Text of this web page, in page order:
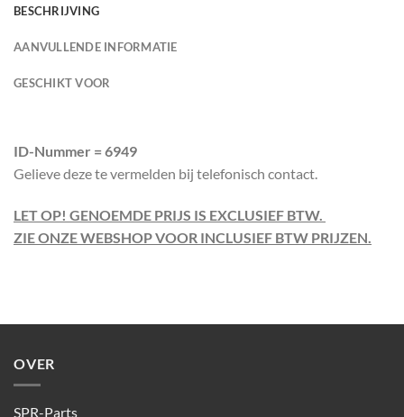
BESCHRIJVING
AANVULLENDE INFORMATIE
GESCHIKT VOOR
ID-Nummer = 6949
Gelieve deze te vermelden bij telefonisch contact.
LET OP! GENOEMDE PRIJS IS EXCLUSIEF BTW.
ZIE ONZE WEBSHOP VOOR INCLUSIEF BTW PRIJZEN.
OVER
SPR-Parts